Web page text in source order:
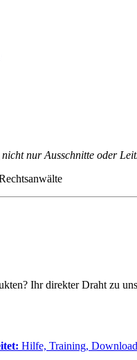
nur Ausschnitte oder
Ihr direkter Draht zu
Hilfe, Training,